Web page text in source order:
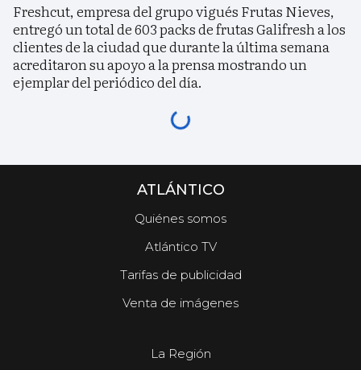
Freshcut, empresa del grupo vigués Frutas Nieves,
entregó un total de 603 packs de frutas Galifresh a los
clientes de la ciudad que durante la última semana
acreditaron su apoyo a la prensa mostrando un
ejemplar del periódico del día.
ATLÁNTICO
Quiénes somos
Atlántico TV
Tarifas de publicidad
Venta de imágenes
La Región